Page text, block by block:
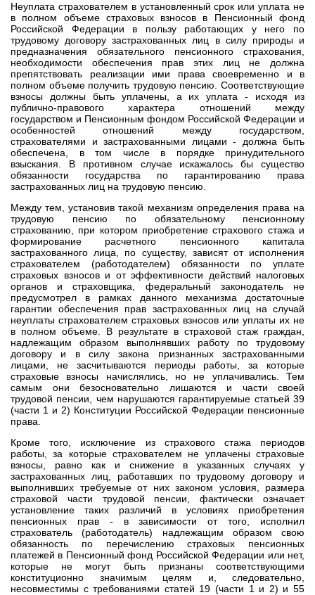
Неуплата страхователем в установленный срок или уплата не
в полном объеме страховых взносов в Пенсионный фонд
Российской Федерации в пользу работающих у него по
трудовому договору застрахованных лиц в силу природы и
предназначения обязательного пенсионного страхования,
необходимости обеспечения прав этих лиц не должна
препятствовать реализации ими права своевременно и в
полном объеме получить трудовую пенсию. Соответствующие
взносы должны быть уплачены, а их уплата - исходя из
публично-правового характера отношений между
государством и Пенсионным фондом Российской Федерации и
особенностей отношений между государством,
страхователями и застрахованными лицами - должна быть
обеспечена, в том числе в порядке принудительного
взыскания. В противном случае искажалось бы существо
обязанности государства по гарантированию права
застрахованных лиц на трудовую пенсию.
Между тем, установив такой механизм определения права на
трудовую пенсию по обязательному пенсионному
страхованию, при котором приобретение страхового стажа и
формирование расчетного пенсионного капитала
застрахованного лица, по существу, зависят от исполнения
страхователем (работодателем) обязанности по уплате
страховых взносов и от эффективности действий налоговых
органов и страховщика, федеральный законодатель не
предусмотрел в рамках данного механизма достаточные
гарантии обеспечения прав застрахованных лиц на случай
неуплаты страхователем страховых взносов или уплаты их не
в полном объеме. В результате в страховой стаж граждан,
надлежащим образом выполнявших работу по трудовому
договору и в силу закона признанных застрахованными
лицами, не засчитываются периоды работы, за которые
страховые взносы начислялись, но не уплачивались. Тем
самым они безосновательно лишаются и части своей
трудовой пенсии, чем нарушаются гарантируемые статьей 39
(части 1 и 2) Конституции Российской Федерации пенсионные
права.
Кроме того, исключение из страхового стажа периодов
работы, за которые страхователем не уплачены страховые
взносы, равно как и снижение в указанных случаях у
застрахованных лиц, работавших по трудовому договору и
выполнивших требуемые от них законом условия, размера
страховой части трудовой пенсии, фактически означает
установление таких различий в условиях приобретения
пенсионных прав - в зависимости от того, исполнил
страхователь (работодатель) надлежащим образом свою
обязанность по перечислению страховых пенсионных
платежей в Пенсионный фонд Российской Федерации или нет,
которые не могут быть признаны соответствующими
конституционно значимым целям и, следовательно,
несовместимы с требованиями статей 19 (части 1 и 2) и 55